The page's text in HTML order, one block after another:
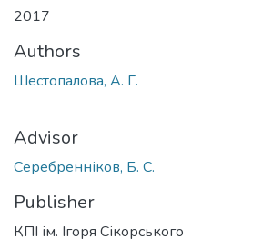
2017
Authors
Шестопалова, А. Г.
Advisor
Серебренніков, Б. С.
Publisher
КПІ ім. Ігоря Сікорського